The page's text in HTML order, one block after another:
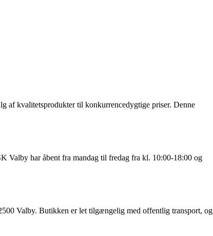
af kvalitetsprodukter til konkurrencedygtige priser. Denne
Valby har åbent fra mandag til fredag fra kl. 10:00-18:00 og
Valby. Butikken er let tilgængelig med offentlig transport, og